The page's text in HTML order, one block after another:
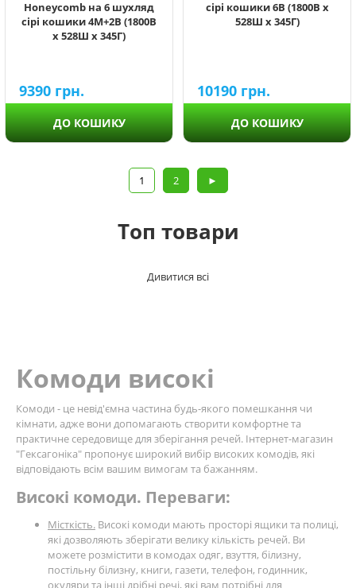
Honeycomb на 6 шухляд
сірі кошики 4М+2В (1800В
х 528Ш х 345Г)
9390 грн.
ДО КОШИКУ
сірі кошики 6В (1800В х
528Ш х 345Г)
10190 грн.
ДО КОШИКУ
1 2 ►
Топ товари
Дивитися всі
Комоди високі
Комоди - це невід'ємна частина будь-якого помешкання чи
кімнати, адже вони допомагають створити комфортне та
практичне середовище для зберігання речей. Інтернет-магазин
"Гексагоніка" пропонує широкий вибір високих комодів, які
відповідають всім вашим вимогам та бажанням.
Високі комоди. Переваги:
Місткість. Високі комоди мають просторі ящики та полиці,
які дозволяють зберігати велику кількість речей. Ви
можете розмістити в комодах одяг, взуття, білизну,
постільну білизну, книги, газети, телефон, годинник,
окуляри та інші дрібні речі, які вам потрібні для